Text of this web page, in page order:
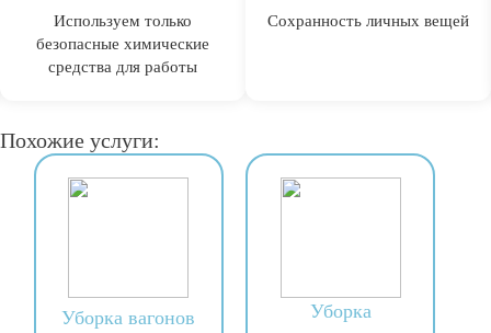
Используем только
безопасные химические
средства для работы
Сохранность личных вещей
Похожие услуги:
Уборка вагонов
Уборка